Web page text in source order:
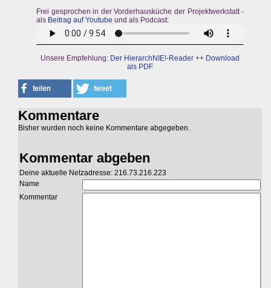
Frei gesprochen in der Vorderhausküche der Projektwerkstatt -
als Beitrag auf Youtube und als Podcast:
Unsere Empfehlung: Der HierarchNIE!-Reader ++ Download
als PDF
Kommentare
Bisher wurden noch keine Kommentare abgegeben.
Kommentar abgeben
Deine aktuelle Netzadresse: 216.73.216.223
Name
Kommentar